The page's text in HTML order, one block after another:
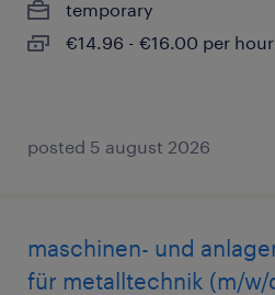
temporary
€14.96 - €16.00 per hour
posted 5 august 2026
maschinen- und
für metalltechnik (m/w/